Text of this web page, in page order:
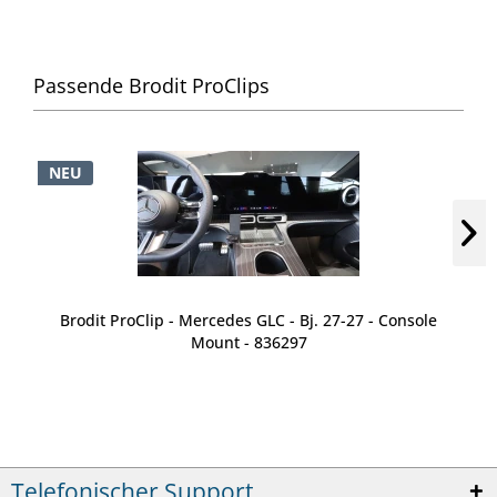
Passende Brodit ProClips
NEU
Brodit ProClip - Mercedes GLC - Bj. 27-27 - Console
Mount - 836297